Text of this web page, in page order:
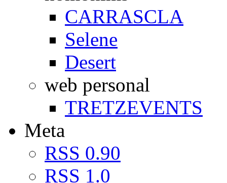
CARRASCLA
Selene
Desert
web personal
TRETZEVENTS
Meta
RSS 0.90
RSS 1.0